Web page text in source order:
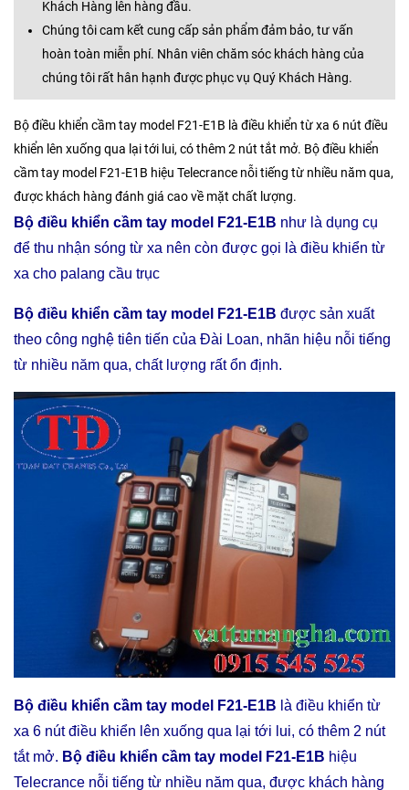
Khách Hàng lên hàng đầu.
Chúng tôi cam kết cung cấp sản phẩm đảm bảo, tư vấn
hoàn toàn miễn phí. Nhân viên chăm sóc khách hàng của
chúng tôi rất hân hạnh được phục vụ Quý Khách Hàng.
Bộ điều khiển cầm tay model F21-E1B là điều khiển từ xa 6 nút điều
khiển lên xuống qua lại tới lui, có thêm 2 nút tắt mở. Bộ điều khiển
cầm tay model F21-E1B hiệu Telecrance nỗi tiếng từ nhiều năm qua,
được khách hàng đánh giá cao về mặt chất lượng.
Bộ điều khiển cầm tay model F21-E1B như là dụng cụ
để thu nhận sóng từ xa nên còn được gọi là điều khiển từ
xa cho palang cầu trục
Bộ điều khiển cầm tay model F21-E1B được sản xuất
theo công nghệ tiên tiến của Đài Loan, nhãn hiệu nỗi tiếng
từ nhiều năm qua, chất lượng rất ổn định.
Bộ điều khiển cầm tay model F21-E1B là điều khiển từ
xa 6 nút điều khiển lên xuống qua lại tới lui, có thêm 2 nút
tắt mở. Bộ điều khiển cầm tay model F21-E1B hiệu
Telecrance nỗi tiếng từ nhiều năm qua, được khách hàng